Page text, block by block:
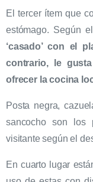
El tercer ítem que
estómago. Según
‘casado’ con el
contrario, le
ofrecer la cocina
Posta negra,
sancocho son los
visitante según el
En cuarto lugar